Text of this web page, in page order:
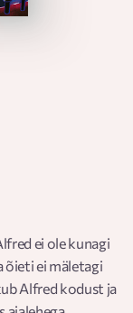
ei ole kunagi
õieti ei mäletagi
Alfred kodust ja